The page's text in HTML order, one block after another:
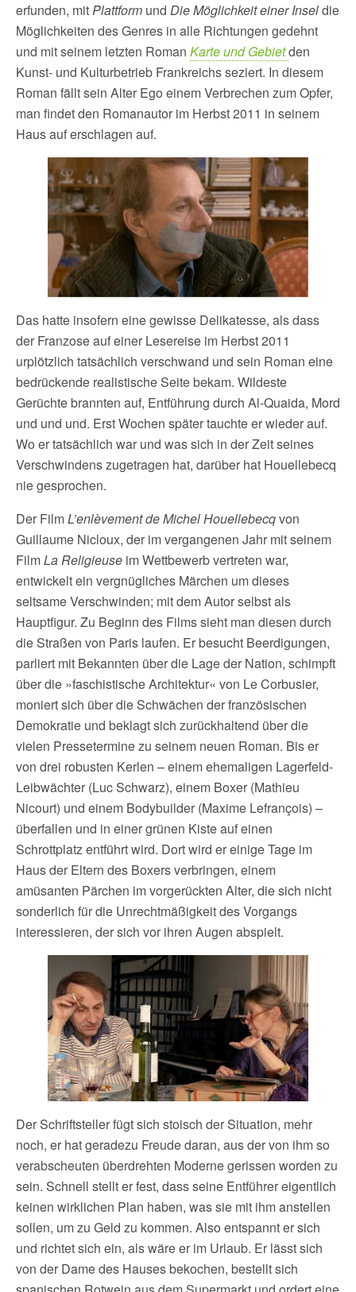
erfunden, mitPlattform und Die Möglichkeit einer Inseldie
Möglichkeiten des Genres in alle Richtungen gedehnt
und mit seinem letzten Roman Karte und Gebietden
Kunst- und Kulturbetrieb Frankreichs seziert. In diesem
Roman fällt sein Alter Ego einem Verbrechen zum Opfer,
man findet den Romanautor im Herbst 2011 in seinem
Haus auf erschlagen auf.
Das hatte insofern eine gewisse Delikatesse, als dass
der Franzose auf einer Lesereise im Herbst 2011
urplötzlich tatsächlich verschwand und sein Roman eine
bedrückende realistische Seite bekam. Wildeste
Gerüchte brannten auf, Entführung durch Al-Quaida, Mord
und und und. Erst Wochen später tauchte er wieder auf.
Wo er tatsächlich war und was sich in der Zeit seines
Verschwindens zugetragen hat, darüber hat Houellebecq
nie gesprochen.
Der FilmL’enlèvement de Michel Houellebecqvon
Guillaume Nicloux, der im vergangenen Jahr mit seinem
FilmLa Religieuse im Wettbewerb vertreten war,
entwickelt ein vergnügliches Märchen um dieses
seltsame Verschwinden; mit dem Autor selbst als
Hauptfigur. Zu Beginn des Films sieht man diesen durch
die Straßen von Paris laufen. Er besucht Beerdigungen,
parliert mit Bekannten über die Lage der Nation, schimpft
über die »faschistische Architektur« von Le Corbusier,
moniert sich über die Schwächen der französischen
Demokratie und beklagt sich zurückhaltend über die
vielen Pressetermine zu seinem neuen Roman. Bis er
von drei robusten Kerlen – einem ehemaligen Lagerfeld-
Leibwächter (Luc Schwarz), einem Boxer (Mathieu
Nicourt) und einem Bodybuilder (Maxime Lefrançois) –
überfallen und in einer grünen Kiste auf einen
Schrottplatz entführt wird. Dort wird er einige Tage im
Haus der Eltern des Boxers verbringen, einem
amüsanten Pärchen im vorgerückten Alter, die sich nicht
sonderlich für die Unrechtmäßigkeit des Vorgangs
interessieren, der sich vor ihren Augen abspielt.
Der Schriftsteller fügt sich stoisch der Situation, mehr
noch, er hat geradezu Freude daran, aus der von ihm so
verabscheuten überdrehten Moderne gerissen worden zu
sein. Schnell stellt er fest, dass seine Entführer eigentlich
keinen wirklichen Plan haben, was sie mit ihm anstellen
sollen, um zu Geld zu kommen. Also entspannt er sich
und richtet sich ein, als wäre er im Urlaub. Er lässt sich
von der Dame des Hauses bekochen, bestellt sich